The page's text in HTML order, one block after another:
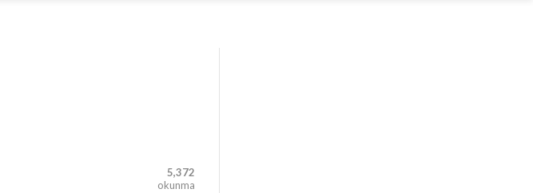
5,372
okunma